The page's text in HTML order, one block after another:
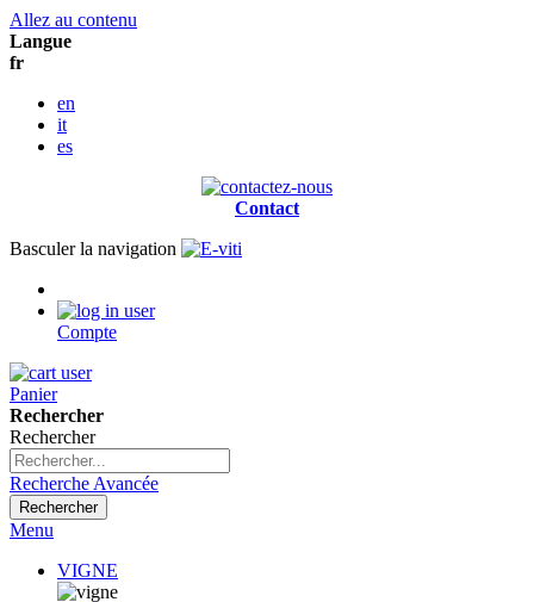
Allez au contenu
Langue
fr
en
it
es
Contact
Basculer la navigation
Compte
Panier
Rechercher
Rechercher
Recherche Avancée
Rechercher
Menu
VIGNE